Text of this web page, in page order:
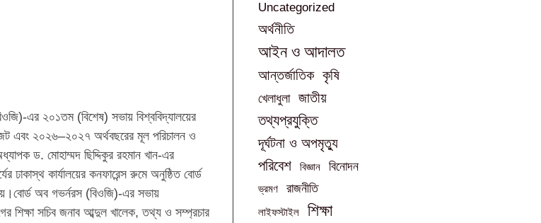
এর ২০১তম (বিশেষ) সভায় বিশ্ববিদ্যালয়ের
এবং ২০২৬–২০২৭ অর্থবছরের মূল পরিচালন ও
ড. মোহাম্মদ ছিদ্দিকুর রহমান খান-এর
ঢাকাস্থ কার্যালয়ের কনফারেন্স রুমে অনুষ্ঠিত বোর্ড
অব গভর্নরস (বিওজি)-এর সভায়
শিক্ষা সচিব জনাব আব্দুল খালেক, তথ্য ও সম্প্রচার
Uncategorized
অর্থনীতি
আইন ও আদালত
আন্তর্জাতিক কৃষি
খেলাধুলা জাতীয়
তথ্যপ্রযুক্তি
দূর্ঘটনা ও অপমৃত্যু
পরিবেশ বিজ্ঞান বিনোদন
ভ্রমণ রাজনীতি
লাইফস্টাইল শিক্ষা